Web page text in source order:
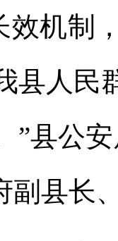
效机制
县人民
”县公
副县长